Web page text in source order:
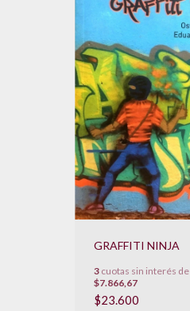
GRAFFITI NINJA
3 cuotas sin interés de
$7.866,67
$23.600